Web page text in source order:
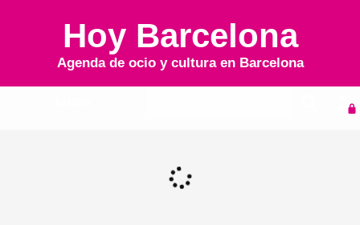
Hoy Barcelona
Agenda de ocio y cultura en Barcelona